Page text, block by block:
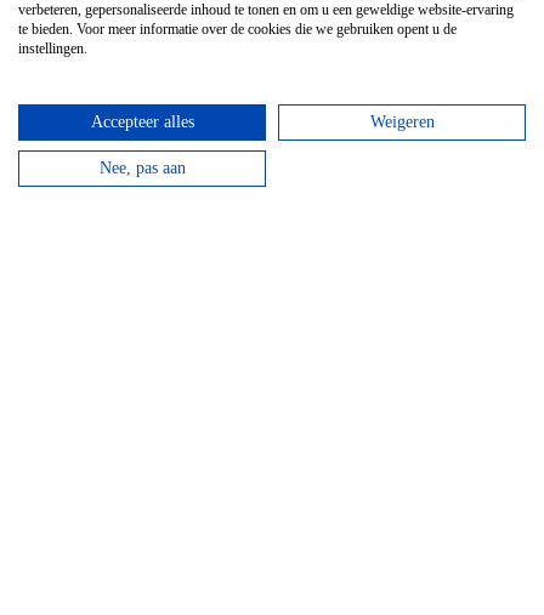
Gerelateerde artikelen
verbeteren, gepersonaliseerde inhoud te tonen en om u een geweldige website-ervaring
te bieden. Voor meer informatie over de cookies die we gebruiken opent u de
instellingen.
Accepteer alles Weigeren
Nee, pas aan